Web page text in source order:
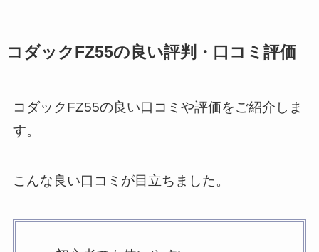
コダックFZ55の良い評判・口コミ評価
コダックFZ55の良い口コミや評価をご紹介しま
す。
こんな良い口コミが目立ちました。